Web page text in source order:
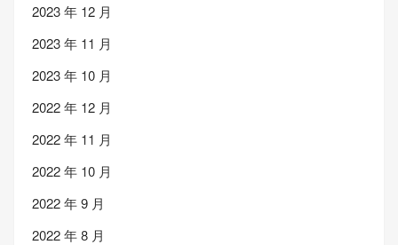
2023 年 12 月
2023 年 11 月
2023 年 10 月
2022 年 12 月
2022 年 11 月
2022 年 10 月
2022 年 9 月
2022 年 8 月